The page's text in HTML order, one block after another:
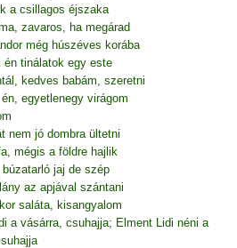
a csillagos éjszaka
zavaros, ha megárad
még húszéves korába
én tinálatok egy este
kedves babám, szeretni
egyetlenegy virágom
nem jó dombra ültetni
mégis a földre hajlik
jaj de szép
az apjával szántani
saláta, kisangyalom
a vásárra, csuhajja; Elment Lidi néni a